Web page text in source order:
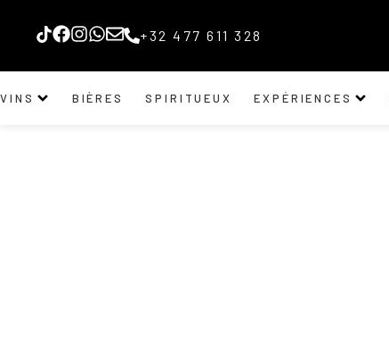
+32 477 611 328
VINS BIÈRES SPIRITUEUX EXPÉRIENCES